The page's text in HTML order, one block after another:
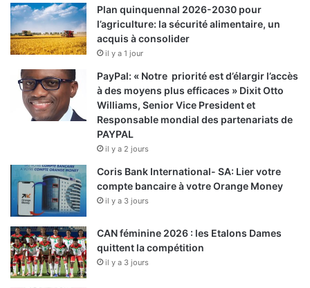
Plan quinquennal 2026-2030 pour
l’agriculture: la sécurité alimentaire, un
acquis à consolider
il y a 1 jour
PayPal: « Notre priorité est d’élargir l’accès
à des moyens plus efficaces » Dixit Otto
Williams, Senior Vice President et
Responsable mondial des partenariats de
PAYPAL
il y a 2 jours
Coris Bank International- SA: Lier votre
compte bancaire à votre Orange Money
il y a 3 jours
CAN féminine 2026 : les Etalons Dames
quittent la compétition
il y a 3 jours